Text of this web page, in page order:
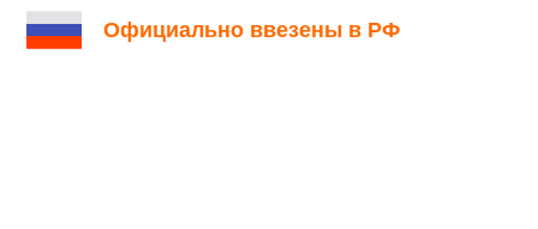
Официально ввезены в РФ